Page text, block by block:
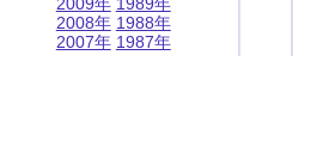
2008年
2007年
1988年
1987年